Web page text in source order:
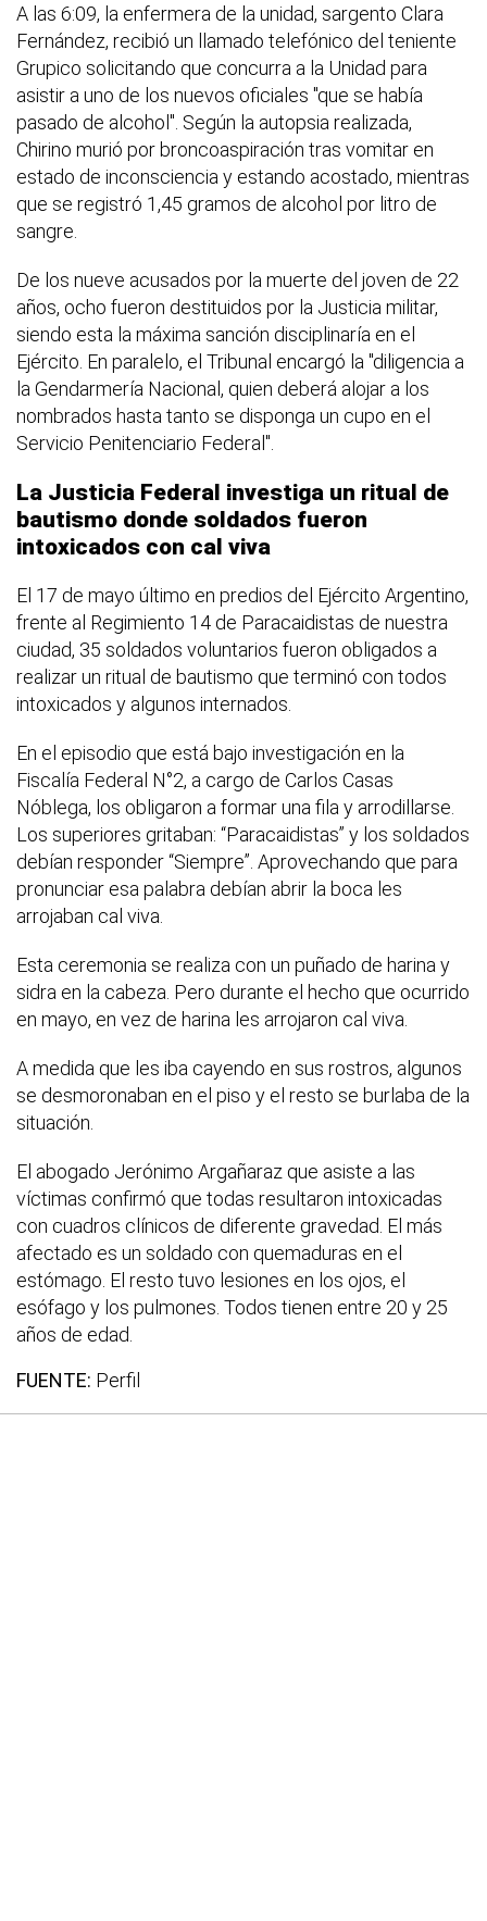
A las 6:09, la enfermera de la unidad, sargento Clara
Fernández, recibió un llamado telefónico del teniente
Grupico solicitando que concurra a la Unidad para
asistir a uno de los nuevos oficiales "que se había
pasado de alcohol". Según la autopsia realizada,
Chirino murió por broncoaspiración tras vomitar en
estado de inconsciencia y estando acostado, mientras
que se registró 1,45 gramos de alcohol por litro de
sangre.
De los nueve acusados por la muerte del joven de 22
años, ocho fueron destituidos por la Justicia militar,
siendo esta la máxima sanción disciplinaría en el
Ejército. En paralelo, el Tribunal encargó la "diligencia a
la Gendarmería Nacional, quien deberá alojar a los
nombrados hasta tanto se disponga un cupo en el
Servicio Penitenciario Federal".
La Justicia Federal investiga un ritual de
bautismo donde soldados fueron
intoxicados con cal viva
El 17 de mayo último en predios del Ejército Argentino,
frente al Regimiento 14 de Paracaidistas de nuestra
ciudad, 35 soldados voluntarios fueron obligados a
realizar un ritual de bautismo que terminó con todos
intoxicados y algunos internados.
En el episodio que está bajo investigación en la
Fiscalía Federal N°2, a cargo de Carlos Casas
Nóblega, los obligaron a formar una fila y arrodillarse.
Los superiores gritaban: “Paracaidistas” y los soldados
debían responder “Siempre”. Aprovechando que para
pronunciar esa palabra debían abrir la boca les
arrojaban cal viva.
Esta ceremonia se realiza con un puñado de harina y
sidra en la cabeza. Pero durante el hecho que ocurrido
en mayo, en vez de harina les arrojaron cal viva.
A medida que les iba cayendo en sus rostros, algunos
se desmoronaban en el piso y el resto se burlaba de la
situación.
El abogado Jerónimo Argañaraz que asiste a las
víctimas confirmó que todas resultaron intoxicadas
con cuadros clínicos de diferente gravedad. El más
afectado es un soldado con quemaduras en el
estómago. El resto tuvo lesiones en los ojos, el
esófago y los pulmones. Todos tienen entre 20 y 25
años de edad.
FUENTE: Perfil